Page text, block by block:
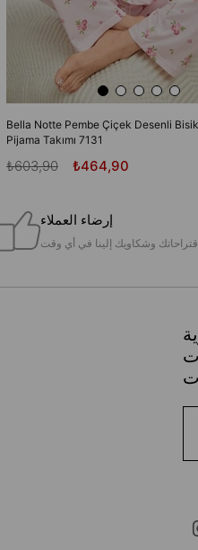
Bella Notte Pembe Çiçek Desenli
Pijama Takımı 7131
₺464,90
₺603,90
إرضاء العملاء
وشكاويك إلينا في أي وقت